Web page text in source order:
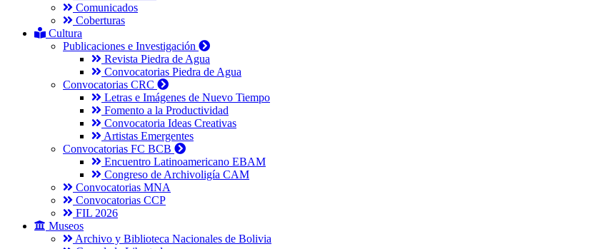
Comunicados
Coberturas
Cultura
Publicaciones e Investigación
Revista Piedra de Agua
Convocatorias Piedra de Agua
Convocatorias CRC
Letras e Imágenes de Nuevo Tiempo
Fomento a la Productividad
Convocatoria Ideas Creativas
Artistas Emergentes
Convocatorias FC BCB
Encuentro Latinoamericano EBAM
Congreso de Archivoligía CAM
Convocatorias MNA
Convocatorias CCP
FIL 2026
Museos
Archivo y Biblioteca Nacionales de Bolivia